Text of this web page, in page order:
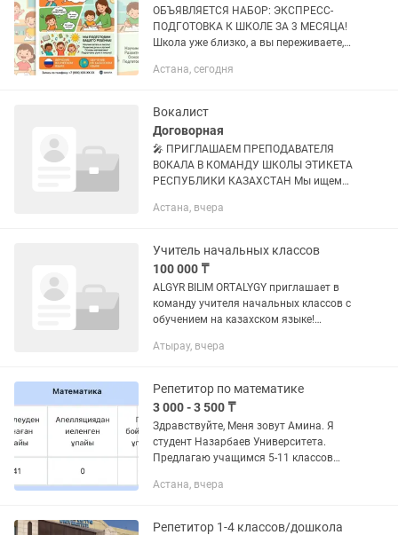
ОБЪЯВЛЯЕТСЯ НАБОР: ЭКСПРЕСС-
ПОДГОТОВКА К ШКОЛЕ ЗА 3 МЕСЯЦА!
Школа уже близко, а вы переживаете,
поможем решить эти проблемы
эти...
Астана, сегодня
Вокалист
Договорная
🎤 ПРИГЛАШАЕМ ПРЕПОДАВАТЕЛЯ
ВОКАЛА В КОМАНДУ ШКОЛЫ ЭТИКЕТА
РЕСПУБЛИКИ КАЗАХСТАН Мы ищем
голосом. Мы ищем педагога, который
сильные...
Астана, вчера
Учитель начальных классов
100 000 ₸
ALGYR BILIM ORTALYGY приглашает в
команду учителя начальных классов с
обучением на казахском языке!
по подготовке к школе на казахском
Атырау, вчера
Репетитор по математике
3 000 - 3 500 ₸
Здравствуйте, Меня зовут Амина. Я
студент Назарбаев Университета.
Предлагаю учащимся 5-11 классов
математике/алгебре/геометрии. Обо
ЕНТ...
Астана, вчера
Репетитор 1-4 классов/дошкола